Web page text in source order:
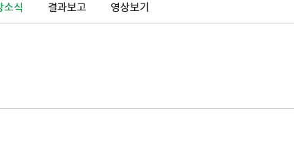
소식 결과보고 영상보기